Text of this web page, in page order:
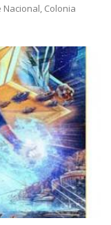
Colonia